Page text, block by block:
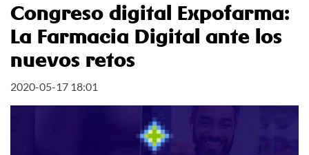
Congreso digital Expofarma:
La Farmacia Digital ante los
nuevos retos
2020-05-17 18:01